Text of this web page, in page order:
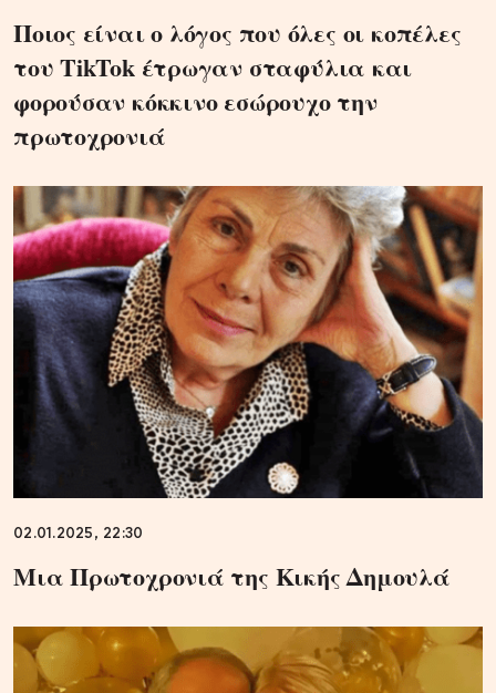
Ποιος είναι ο λόγος που όλες οι κοπέλες
του TikTok έτρωγαν σταφύλια και
φορούσαν κόκκινο εσώρουχο την
πρωτοχρονιά
02.01.2025, 22:30
Μια Πρωτοχρονιά της Κικής Δημουλά